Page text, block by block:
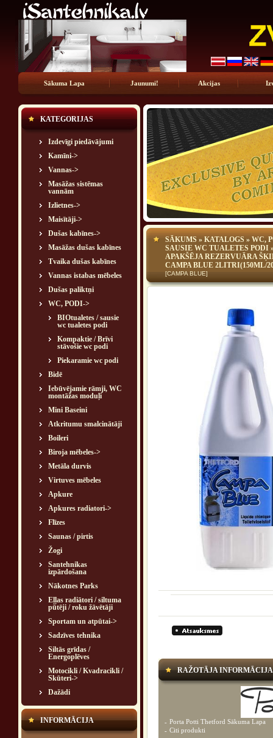
Sākuma Lapa Jaunumi! Akcijas
KATEGORIJAS
Izdevīgi piedāvājumi
Kamīni->
Vannas->
Masāžas sistēmas
vannām
Izlietnes->
Maisītāji->
Dušas kabīnes->
Masāžas dušas kabīnes
Tvaika dušas kabīnes
Vannas istabas mēbeles
Dušas paliktņi
WC, PODI->
BIOtualetes / sausie
wc tualetes podi
Kompaktie / Brīvi
stāvošie wc podi
Piekaramie wc podi
Bidē
Iebūvējamie rāmji, WC
montāžas moduļi
Mini Baseini
Atkritumu smalcinātāji
Boileri
Biroja mēbeles->
Metāla durvis
Virtuves mēbeles
Apkure
Apkures radiatori->
Flīzes
Saunas / pirtis
Žogi
Santehnikas
izpārdošana
Nākotnes Parks
Eļļas radiātori / siltuma
pūtēji / roku žāvētāji
Sportam un atpūtai->
Sadzīves tehnika
Siltās grīdas /
Energoplēves
Motocikli / Kvadracikli /
Skūteri->
Dažādi
INFORMĀCIJA
SĀKUMS » KATALOGS » WC,
SAUSIE WC TUALETES PODI
APAKŠĒJA REZERVUĀRA
CAMPA BLUE 2LITRI(150ML/
[CAMPA BLUE]
RAŽOTĀJA INFORMĀCIJA
- Porta Potti Thetford Sākuma Lapa
- Citi produkti